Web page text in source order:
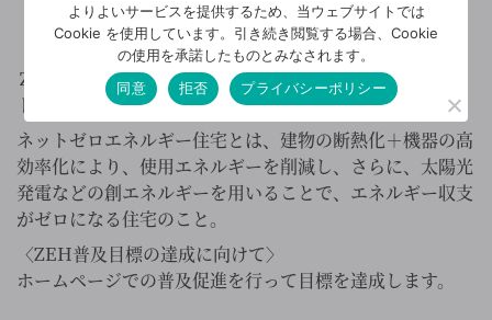
トリヤベ住建は
ZEH※の普及に努めています！
ＺＥＨ（ゼッチ）とは、Net Zero Energy House（ネッ
ト・ゼロ・エネルギーハウス）の略。
ネットゼロエネルギー住宅とは、建物の断熱化＋機器の高
効率化により、使用エネルギーを削減し、さらに、太陽光
発電などの創エネルギーを用いることで、エネルギー収支
がゼロになる住宅のこと。
〈ZEH普及目標の達成に向けて〉
ホームページでの普及促進を行って目標を達成します。
よりよいサービスを提供するため、当ウェブサイトでは
Cookie を使用しています。引き続き閲覧する場合、Cookie
の使用を承諾したものとみなされます。
同意
拒否 プライバシーポリシー